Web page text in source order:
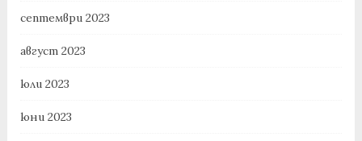
септември 2023
август 2023
юли 2023
юни 2023